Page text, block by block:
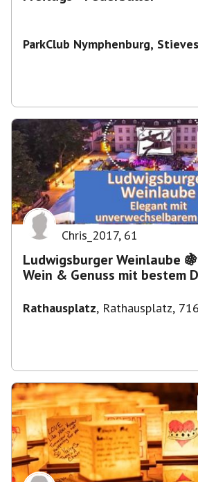
ParkClub Nymphenburg,
Chris_2017, 61
Ludwigsburger Weinlaube
Wein & Genuss mit bestem
Rathausplatz, Rathausplatz,